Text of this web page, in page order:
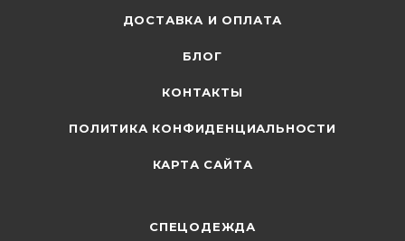
ДОСТАВКА И ОПЛАТА
БЛОГ
КОНТАКТЫ
ПОЛИТИКА КОНФИДЕНЦИАЛЬНОСТИ
КАРТА САЙТА
СПЕЦОДЕЖДА